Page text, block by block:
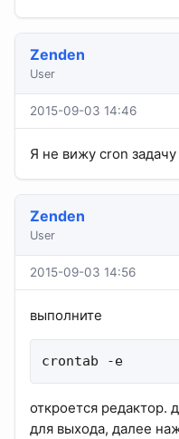
Zenden
User
2015-09-03 14:46
Я не вижу cron
Zenden
User
2015-09-03 14:56
выполните
crontab -e
откроется редактор.
для выхода, далее